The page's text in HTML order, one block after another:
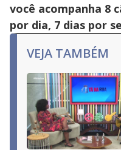
você acompanha 8
por dia, 7 dias por
VEJA TAMBÉM